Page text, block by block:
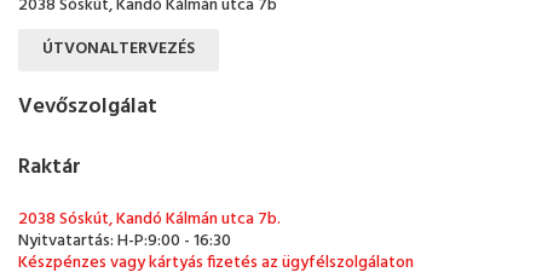
ÚTVONALTERVEZÉS
Vevőszolgálat
Raktár
2038 Sóskút, Kandó Kálmán utca 7b.
Nyitvatartás: H-P:9:00 - 16:30
Készpénzes vagy kártyás fizetés az ügyfélszolgálaton